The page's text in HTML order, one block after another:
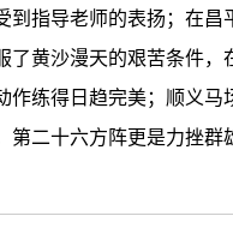
到指导老师的表扬；在昌
了黄沙漫天的艰苦条件，
作练得日趋完美；顺义马
第二十六方阵更是力挫群